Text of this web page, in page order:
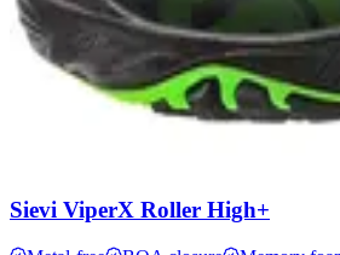
Sievi ViperX Roller High+